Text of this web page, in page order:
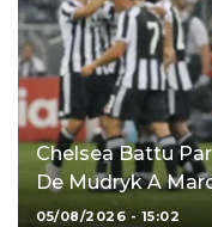
Chelsea Battu
De Mudryk A
05/08/2026 - 15:02